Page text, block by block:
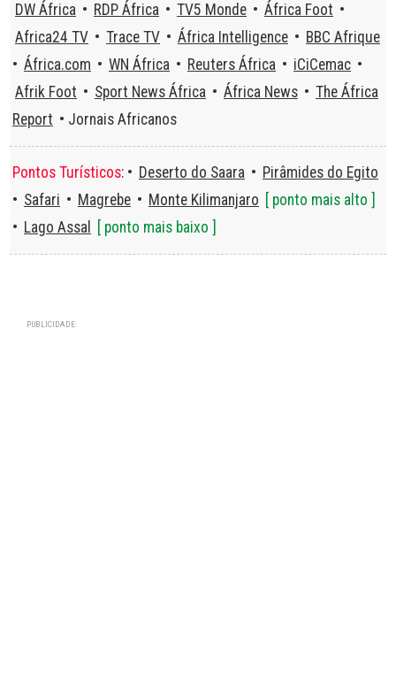
DW África • RDP África • TV5 Monde • África Foot •
Africa24 TV • Trace TV • África Intelligence • BBC Afrique
• África.com • WN África • Reuters África • iCiCemac •
Afrik Foot • Sport News África • África News • The África
Report • Jornais Africanos
Pontos Turísticos: • Deserto do Saara • Pirâmides do Egito
• Safari • Magrebe • Monte Kilimanjaro
[ ponto mais alto ]
• Lago Assal [ ponto mais baixo ]
PUBLICIDADE: